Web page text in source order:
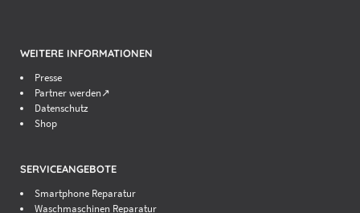
WEITERE INFORMATIONEN
Presse
Partner werden↗
Datenschutz
Shop
SERVICEANGEBOTE
Smartphone Reparatur
Waschmaschinen Reparatur